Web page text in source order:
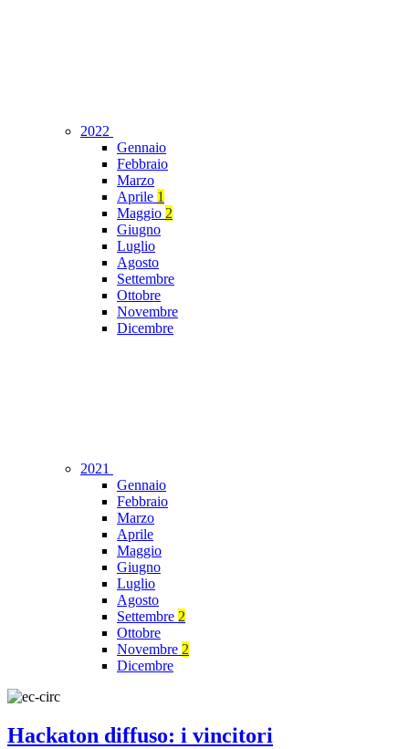
2022
Gennaio
Febbraio
Marzo
Aprile 1
Maggio 2
Giugno
Luglio
Agosto
Settembre
Ottobre
Novembre
Dicembre
2021
Gennaio
Febbraio
Marzo
Aprile
Maggio
Giugno
Luglio
Agosto
Settembre 2
Ottobre
Novembre 2
Dicembre
Hackaton diffuso: i vincitori